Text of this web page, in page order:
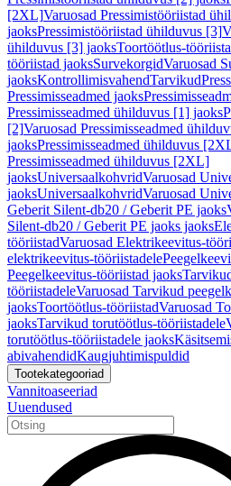
[2XL]Varuosad Pressimistööriistad
jaoksPressimistööriistad ühilduvus [3]
ühilduvus [3] jaoksToortöötlus-
tööriistad jaoksSurvekorgidVaruosad
jaoksKontrollimisvahendTarvikud
Pressimisseadmed jaoks
Pressimisseadmed ühilduvus [1] jaoks
[2]Varuosad Pressimisseadmed
jaoksPressimisseadmed ühilduvus
Pressimisseadmed ühilduvus [2XL]
jaoksUniversaalkohvridVaruosad
jaoksUniversaalkohvridVaruosad
Geberit Silent-db20 / Geberit PE jaoks
Silent-db20 / Geberit PE jaoks jaoks
tööriistadVaruosad Elektrikeevitus-
elektrikeevitus-tööriistadele
Peegelkeevitus-tööriistad jaoks
tööriistadeleVaruosad Tarvikud
jaoksToortöötlus-tööriistadVaruosad
jaoksTarvikud torutöötlus-tööriistadele
torutöötlus-tööriistadele jaoks
abivahendidKaugjuhtimispuldid
Tootekategooriad
Vannitoaseeriad
Uuendused